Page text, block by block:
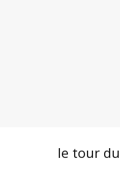
le tour